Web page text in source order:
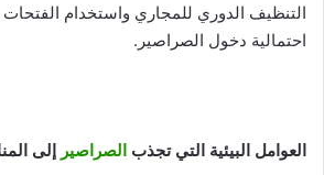
التنظيف الدوري للمجاري واستخدام
احتمالية دخول الصراصير.
العوامل البيئية التي تجذب الصراصير إلى